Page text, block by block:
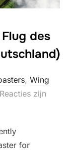
des
, Wing
Reacties zijn
for